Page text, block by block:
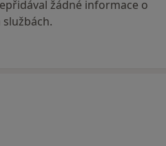
žádné informace o
službách.